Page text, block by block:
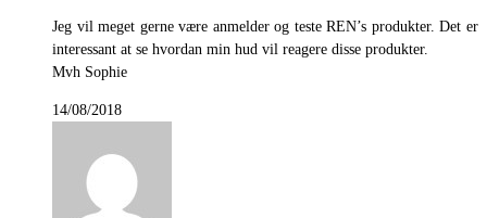
Jeg vil meget gerne være anmelder og teste REN’s produkter. Det er
interessant at se hvordan min hud vil reagere disse produkter.
Mvh Sophie
14/08/2018